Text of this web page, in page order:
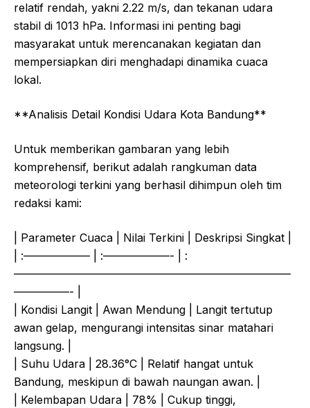
relatif rendah, yakni 2.22 m/s, dan tekanan udara
stabil di 1013 hPa. Informasi ini penting bagi
masyarakat untuk merencanakan kegiatan dan
mempersiapkan diri menghadapi dinamika cuaca
lokal.
**Analisis Detail Kondisi Udara Kota Bandung**
Untuk memberikan gambaran yang lebih
komprehensif, berikut adalah rangkuman data
meteorologi terkini yang berhasil dihimpun oleh tim
redaksi kami:
| Parameter Cuaca | Nilai Terkini | Deskripsi Singkat |
| :—————— | :——————- | :
—————————————————————————
—————- |
| Kondisi Langit | Awan Mendung | Langit tertutup
awan gelap, mengurangi intensitas sinar matahari
langsung. |
| Suhu Udara | 28.36°C | Relatif hangat untuk
Bandung, meskipun di bawah naungan awan. |
| Kelembapan Udara | 78% | Cukup tinggi,